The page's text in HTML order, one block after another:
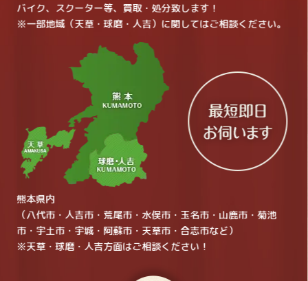
バイク、スクーター等、買取・処分致します！
※一部地域（天草・球磨・人吉）に関してはご相談ください。
熊本県内
（八代市・人吉市・荒尾市・水俣市・玉名市・山鹿市・菊池
市・宇土市・宇城・阿蘇市・天草市・合志市など）
※天草・球磨・人吉方面はご相談ください！